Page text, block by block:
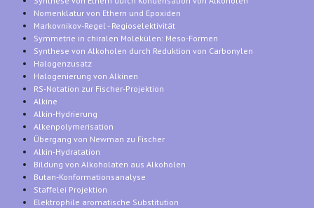
Nomenklatur von Ethern und Epoxiden
Markovnikov-Regel - Regioselektivität
Symmetrie in chiralen Molekülen: Meso-Formen
Synthese von Alkoholen durch Reduktion von Carbonylen
Halogenzusatz
Halogenierung von Alkinen
RS-Notation zur Fischer-Projektion
Alkine
Alkin-Hydrierung
Alkenpolymerisation
Übergang von Newman zu Fischer
Alkin-Hydratation
Bildung von Alkoholaten aus Alkoholen
Butan-Konformationsanalyse
Staffelei Projektion
Elektrophile aromatische Substitution